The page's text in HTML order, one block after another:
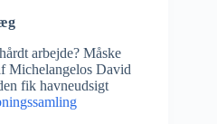
arbejde? Måske
Michelangelos David
fik havneudsigt